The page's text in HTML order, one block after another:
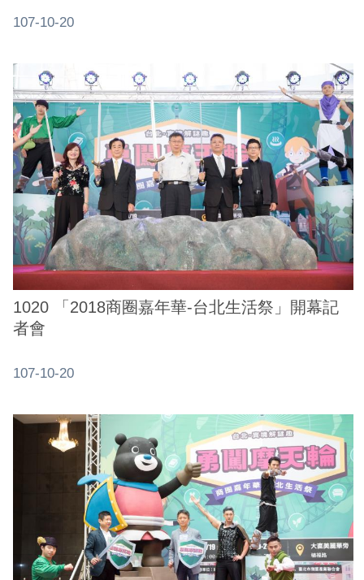
107-10-20
1020 「2018商圈嘉年華-台北生活祭」開幕記
者會
107-10-20